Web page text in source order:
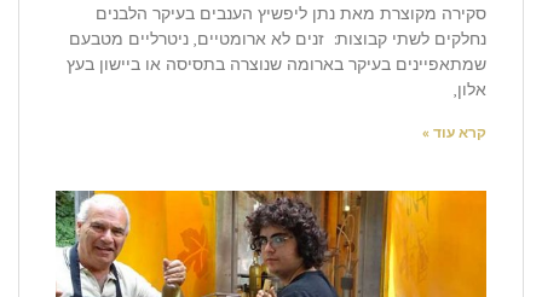
סקירה מקוצרת מאת נתן ליפשיץ הענבים בעיקר הלבנים
נחלקים לשתי קבוצות: זנים לא ארומטיים, ניטרליים מטבעם
שמתאפיינים בעיקר בארומה שנוצרה בתסיסה או ביישון בעץ
אלון,
קרא עוד »